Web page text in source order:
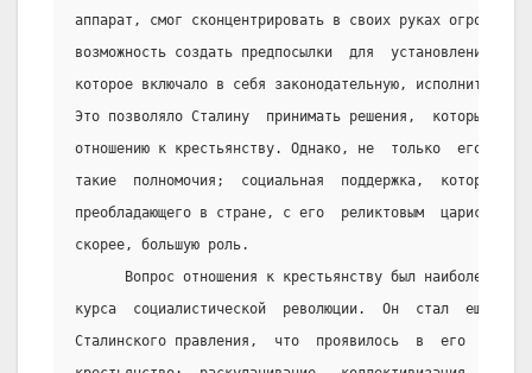
аппарат, смог сконцентрировать в своих руках
возможность создать предпосылки  для  установления
которое включало в себя законодательную,
Это позволяло Сталину  принимать решения,  которые
отношению к крестьянству. Однако, не  только  его
такие  полномочия;  социальная  поддержка,  которая
преобладающего в стране, с его  реликтовым
скорее, большую роль.
Вопрос отношения к крестьянству был наиболее
курса  социалистической  революции.  Он  стал  еще
Сталинского правления,  что  проявилось  в  его